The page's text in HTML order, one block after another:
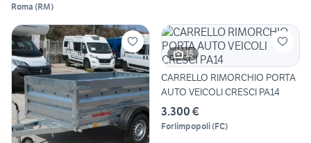
Roma (RM)
15
CARRELLO RIMORCHIO PORTA
AUTO VEICOLI CRESCI PA14
3.300 €
Forlimpopoli(FC)